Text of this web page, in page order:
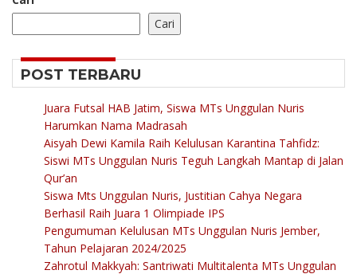
Cari
POST TERBARU
Juara Futsal HAB Jatim, Siswa MTs Unggulan Nuris
Harumkan Nama Madrasah
Aisyah Dewi Kamila Raih Kelulusan Karantina Tahfidz:
Siswi MTs Unggulan Nuris Teguh Langkah Mantap di Jalan
Qur’an
Siswa Mts Unggulan Nuris, Justitian Cahya Negara
Berhasil Raih Juara 1 Olimpiade IPS
Pengumuman Kelulusan MTs Unggulan Nuris Jember,
Tahun Pelajaran 2024/2025
Zahrotul Makkyah: Santriwati Multitalenta MTs Unggulan